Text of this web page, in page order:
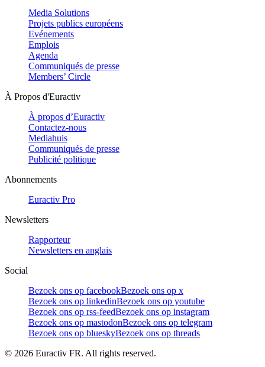
Media Solutions
Projets publics européens
Evénements
Emplois
Agenda
Communiqués de presse
Members’ Circle
À Propos d'Euractiv
À propos d’Euractiv
Contactez-nous
Mediahuis
Communiqués de presse
Publicité politique
Abonnements
Euractiv Pro
Newsletters
Rapporteur
Newsletters en anglais
Social
Bezoek ons op facebookBezoek ons op x
Bezoek ons op linkedinBezoek ons op youtube
Bezoek ons op rss-feedBezoek ons op instagram
Bezoek ons op mastodonBezoek ons op telegram
Bezoek ons op blueskyBezoek ons op threads
© 2026 Euractiv FR. All rights reserved.